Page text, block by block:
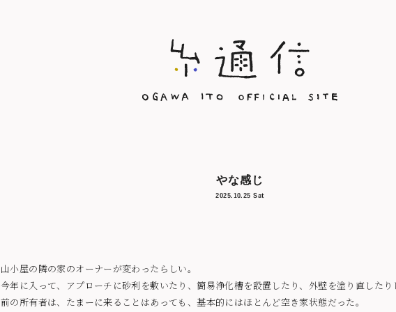
やな感じ
2025.10.25 Sat
山小屋の隣の家のオーナーが変わったらしい。
今年に入って、アプローチに砂利を敷いたり、簡易浄化槽を設置したり、外壁を塗り直したり
前の所有者は、たまーに来ることはあっても、基本的にはほとんど空き家状態だった。